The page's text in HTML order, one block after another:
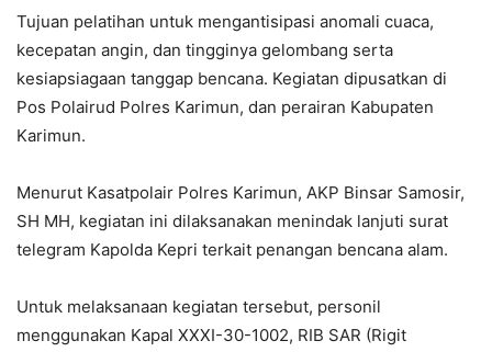
Tujuan pelatihan untuk mengantisipasi anomali cuaca,
kecepatan angin, dan tingginya gelombang serta
kesiapsiagaan tanggap bencana. Kegiatan dipusatkan di
Pos Polairud Polres Karimun, dan perairan Kabupaten
Karimun.
Menurut Kasatpolair Polres Karimun, AKP Binsar Samosir,
SH MH, kegiatan ini dilaksanakan menindak lanjuti surat
telegram Kapolda Kepri terkait penangan bencana alam.
Untuk melaksanaan kegiatan tersebut, personil
menggunakan Kapal XXXI-30-1002, RIB SAR (Rigit